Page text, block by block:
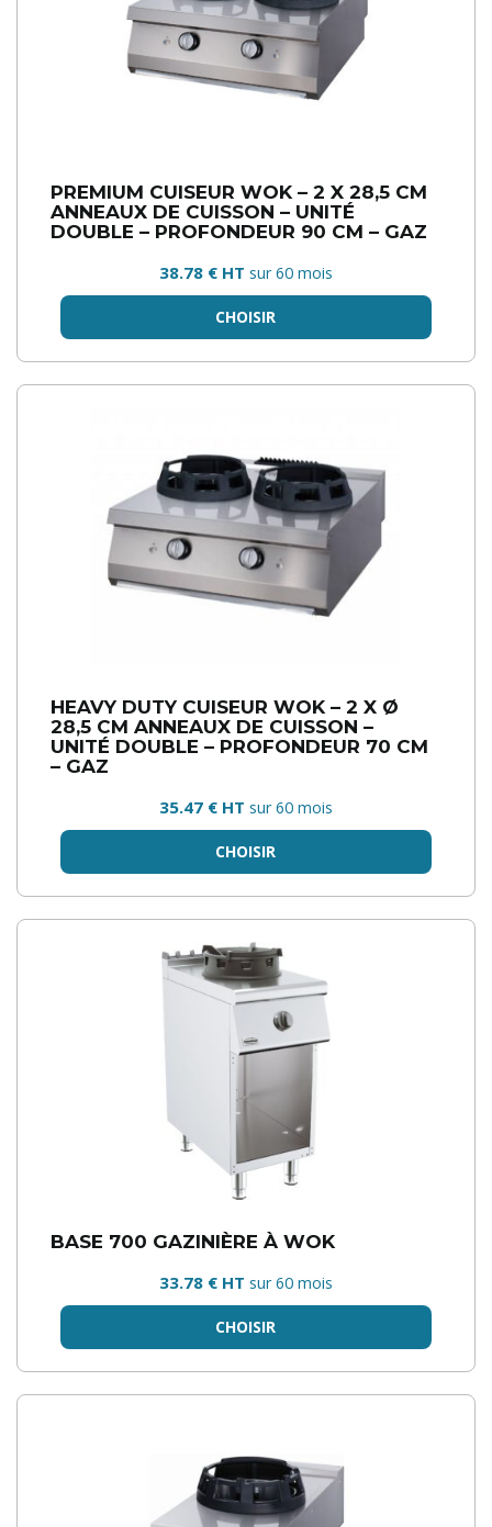
PREMIUM CUISEUR WOK – 2 X 28,5 CM
ANNEAUX DE CUISSON – UNITÉ
DOUBLE – PROFONDEUR 90 CM – GAZ
38.78 € HT sur 60 mois
CHOISIR
HEAVY DUTY CUISEUR WOK – 2 X Ø
28,5 CM ANNEAUX DE CUISSON –
UNITÉ DOUBLE – PROFONDEUR 70 CM
– GAZ
35.47 € HT sur 60 mois
CHOISIR
BASE 700 GAZINIÈRE À WOK
33.78 € HT sur 60 mois
CHOISIR